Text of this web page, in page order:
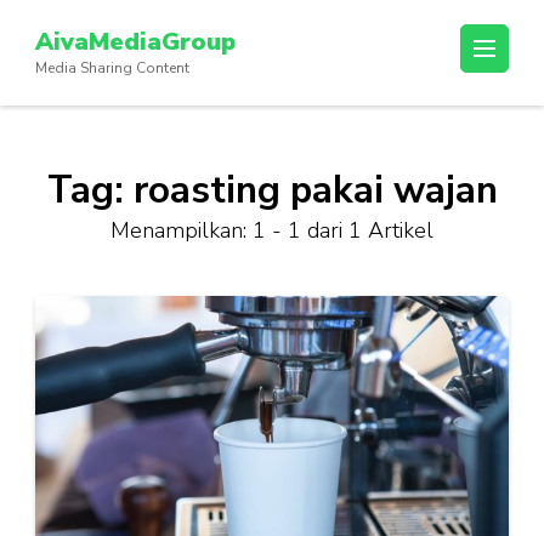
konten
(Tekan
AivaMediaGroup
Media Sharing Content
Tag: roasting pakai wajan
Menampilkan: 1 - 1 dari 1 Artikel